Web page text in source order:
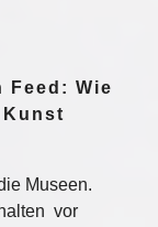
Feed: Wie
Museen.
vor